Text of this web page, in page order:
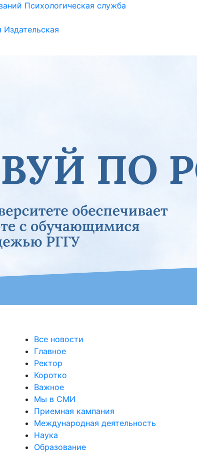
Психологическая служба
Издательская
Все новости
Главное
Ректор
Коротко
Важное
Мы в СМИ
Приемная кампания
Международная деятельность
Наука
Образование